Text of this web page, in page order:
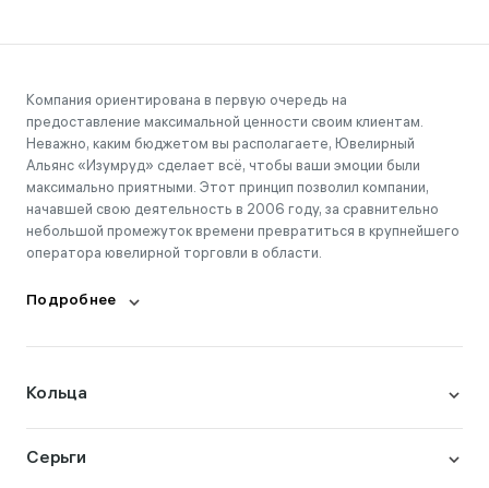
Компания ориентирована в первую очередь на
предоставление максимальной ценности своим клиентам.
Неважно, каким бюджетом вы располагаете, Ювелирный
Альянс «Изумруд» сделает всё, чтобы ваши эмоции были
максимально приятными. Этот принцип позволил компании,
начавшей свою деятельность в 2006 году, за сравнительно
небольшой промежуток времени превратиться в крупнейшего
оператора ювелирной торговли в области.
Подробнее
Кольца
Серьги